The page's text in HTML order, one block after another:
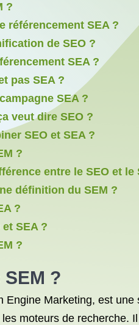
?
référencement SEA ?
de SEO ?
SEA ?
pas SEA ?
SEA ?
veut dire SEO ?
SEO et SEA ?
?
entre le SEO et le
définition du SEM ?
?
et SEA ?
?
?
Engine Marketing, est
les moteurs de recherche.